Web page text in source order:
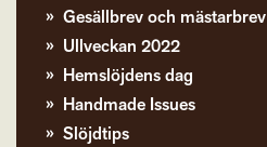
Gesällbrev och mästarbrev
Ullveckan 2022
Hemslöjdens dag
Handmade Issues
Slöjdtips